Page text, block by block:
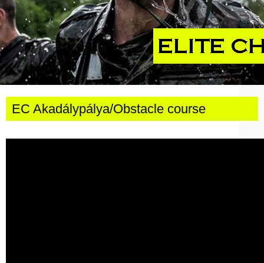
EC Akadálypálya/Obstacle course